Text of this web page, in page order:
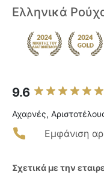
Ελληνικά
9.6
Αχαρνές,
Εμφάνιση
Σχετικά με την